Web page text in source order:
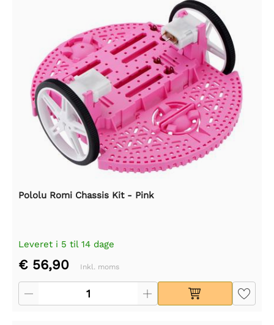
Pololu Romi Chassis Kit - Pink
Leveret i 5 til 14 dage
€ 56,90 Inkl. moms